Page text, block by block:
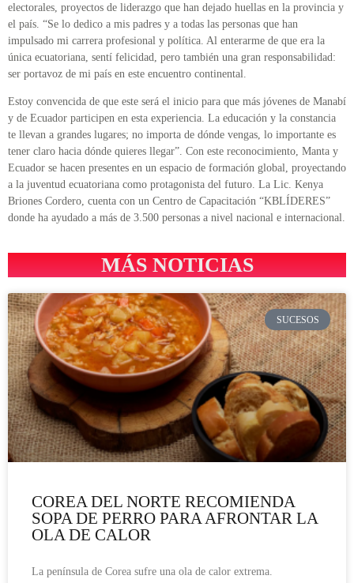
electorales, proyectos de liderazgo que han dejado huellas en la provincia y
el país. “Se lo dedico a mis padres y a todas las personas que han
impulsado mi carrera profesional y política. Al enterarme de que era la
única ecuatoriana, sentí felicidad, pero también una gran responsabilidad:
ser portavoz de mi país en este encuentro continental.
Estoy convencida de que este será el inicio para que más jóvenes de Manabí
y de Ecuador participen en esta experiencia. La educación y la constancia
te llevan a grandes lugares; no importa de dónde vengas, lo importante es
tener claro hacia dónde quieres llegar”. Con este reconocimiento, Manta y
Ecuador se hacen presentes en un espacio de formación global, proyectando
a la juventud ecuatoriana como protagonista del futuro. La Lic. Kenya
Briones Cordero, cuenta con un Centro de Capacitación “KBLÍDERES”
donde ha ayudado a más de 3.500 personas a nivel nacional e internacional.
MÁS NOTICIAS
SUCESOS
COREA DEL NORTE RECOMIENDA
SOPA DE PERRO PARA AFRONTAR LA
OLA DE CALOR
La península de Corea sufre una ola de calor extrema.